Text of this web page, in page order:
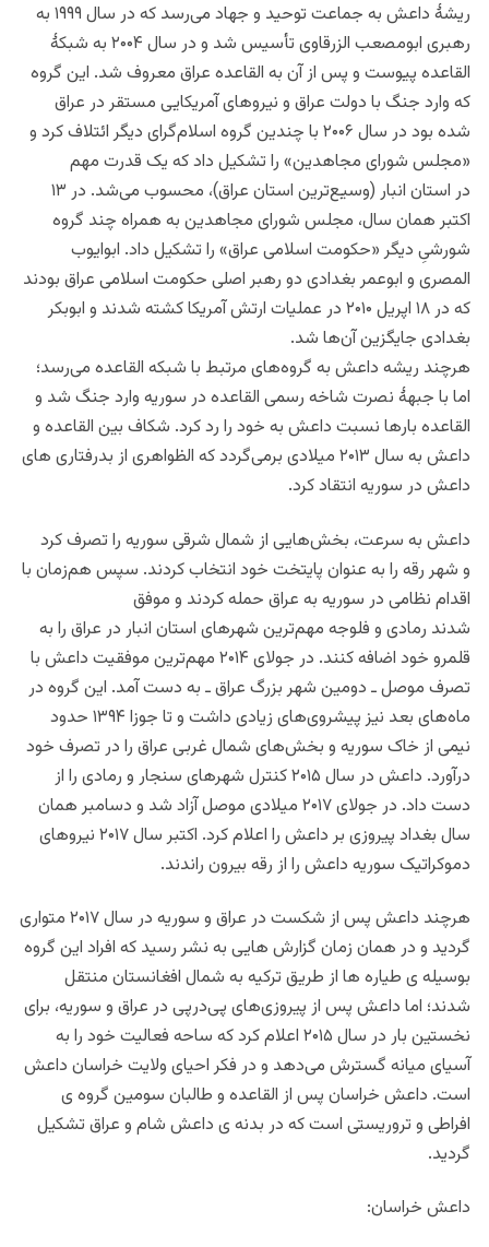
ریشهٔ داعش به جماعت توحید و جهاد می‌رسد که در سال ۱۹۹۹ به
رهبری ابومصعب الزرقاوی تأسیس شد و در سال ۲۰۰۴ به شبکهٔ
القاعده پیوست و پس از آن به القاعده عراق معروف شد. این گروه
که وارد جنگ با دولت عراق و نیروهای آمریکایی مستقر در عراق
شده بود در سال ۲۰۰۶ با چندین گروه اسلام‌گرای دیگر ائتلاف کرد و
«مجلس شورای مجاهدین» را تشکیل داد که یک قدرت مهم
در استان انبار (وسیع‌ترین استان عراق)، محسوب می‌شد. در ۱۳
اکتبر همان سال، مجلس شورای مجاهدین به همراه چند گروه
شورشیِ دیگر «حکومت اسلامی عراق» را تشکیل داد. ابوایوب
المصری و ابوعمر بغدادی دو رهبر اصلی حکومت اسلامی عراق بودند
که در ۱۸ اپریل ۲۰۱۰ در عملیات ارتش آمریکا کشته شدند و ابوبکر
بغدادی جایگزین آن‌ها شد.
هرچند ریشه داعش به گروه‌های مرتبط با شبکه القاعده می‌رسد؛
اما با جبههٔ نصرت شاخه رسمی القاعده در سوریه وارد جنگ شد و
القاعده بارها نسبت داعش به خود را رد کرد. شکاف بین القاعده و
داعش به سال ۲۰۱۳ میلادی برمی‌گردد که الظواهری از بدرفتاری های
داعش در سوریه انتقاد کرد.
داعش به سرعت، بخش‌هایی از شمال شرقی سوریه را تصرف کرد
و شهر رقه را به عنوان پایتخت خود انتخاب کردند. سپس هم‌زمان با
اقدام نظامی در سوریه به عراق حمله کردند و موفق
شدند رمادی و فلوجه مهم‌ترین شهرهای استان انبار در عراق را به
قلمرو خود اضافه کنند. در جولای ۲۰۱۴ مهم‌ترین موفقیت داعش با
تصرف موصل ـ دومین شهر بزرگ عراق ـ به دست آمد. این گروه در
ماه‌های بعد نیز پیشروی‌های زیادی داشت و تا جوزا ۱۳۹۴ حدود
نیمی از خاک سوریه و بخش‌های شمال غربی عراق را در تصرف خود
درآورد. داعش در سال ۲۰۱۵ کنترل شهرهای سنجار و رمادی را از
دست داد. در جولای ۲۰۱۷ میلادی موصل آزاد شد و دسامبر همان
سال بغداد پیروزی بر داعش را اعلام کرد. اکتبر سال ۲۰۱۷ نیروهای
دموکراتیک سوریه داعش را از رقه بیرون راندند.
هرچند داعش پس از شکست در عراق و سوریه در سال ۲۰۱۷ متواری
گردید و در همان زمان گزارش هایی به نشر رسید که افراد این گروه
بوسیله ی طیاره ها از طریق ترکیه به شمال افغانستان منتقل
شدند؛ اما داعش پس از پیروزی‌های پی‌در‌پی در عراق و سوریه، برای
نخستین بار در سال ۲۰۱۵ اعلام کرد که ساحه فعالیت خود را به
آسیای میانه گسترش می‌دهد و در فکر احیای ولایت خراسان داعش
است. داعش خراسان پس از القاعده و طالبان سومین گروه ی
افراطی و تروریستی است که در بدنه ی داعش شام و عراق تشکیل
گردید‌.
داعش خراسان: